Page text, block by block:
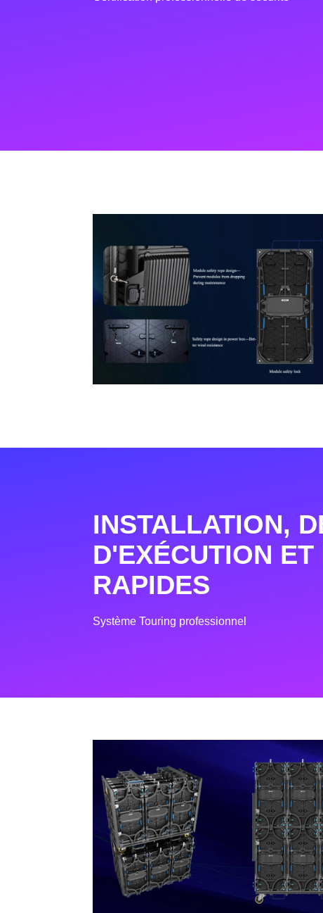
INSTALLATION,
D'EXÉCUTION ET
RAPIDES
Système Touring professionnel